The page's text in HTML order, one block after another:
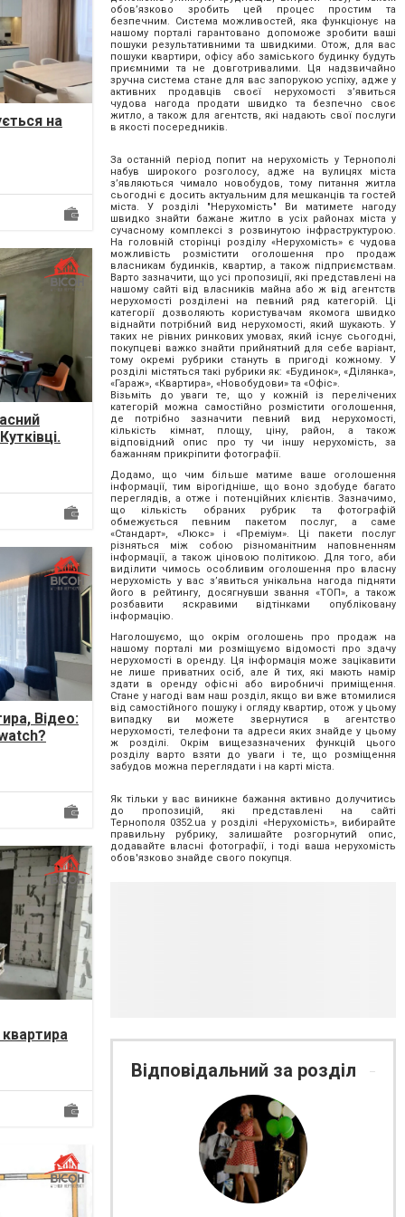
на
Відео:
кварт...
обов’язково зробить цей процес простим та
безпечним. Система можливостей, яка функціонує на
нашому порталі гарантовано допоможе зробити ваші
пошуки результативними та швидкими. Отож, для вас
пошуки квартири, офісу або заміського будинку будуть
приємними та не довготривалими. Ця надзвичайно
зручна система стане для вас запорукою успіху, адже у
активних продавців своєї нерухомості з’явиться
чудова нагода продати швидко та безпечно своє
житло, а також для агентств, які надають свої послуги
в якості посередників.
За останній період попит на нерухомість у Тернополі
набув широкого розголосу, адже на вулицях міста
з’являються чимало новобудов, тому питання житла
сьогодні є досить актуальним для мешканців та гостей
міста. У розділі "Нерухомість" Ви матимете нагоду
швидко знайти бажане житло в усіх районах міста у
сучасному комплексі з розвинутою інфраструктурою.
На головній сторінці розділу «Нерухомість» є чудова
можливість розмістити оголошення про продаж
власникам будинків, квартир, а також підприємствам.
Варто зазначити, що усі пропозиції, які представлені на
нашому сайті від власників майна або ж від агентств
нерухомості розділені на певний ряд категорій. Ці
категорії дозволяють користувачам якомога швидко
віднайти потрібний вид нерухомості, який шукають. У
таких не рівних ринкових умовах, який існує сьогодні,
покупцеві важко знайти прийнятний для себе варіант,
тому окремі рубрики стануть в пригоді кожному. У
розділі містяться такі рубрики як: «Будинок», «Ділянка»,
«Гараж», «Квартира», «Новобудови» та «Офіс».
Візьміть до уваги те, що у кожній із перелічених
категорій можна самостійно розмістити оголошення,
де потрібно зазначити певний вид нерухомості,
кількість кімнат, площу, ціну, район, а також
відповідний опис про ту чи іншу нерухомість, за
бажанням прикріпити фотографії.
Додамо, що чим більше матиме ваше оголошення
інформації, тим вірогідніше, що воно здобуде багато
переглядів, а отже і потенційних клієнтів. Зазначимо,
що кількість обраних рубрик та фотографій
обмежується певним пакетом послуг, а саме
«Стандарт», «Люкс» і «Преміум». Ці пакети послуг
різняться між собою різноманітним наповненням
інформації, а також ціновою політикою. Для того, аби
виділити чимось особливим оголошення про власну
нерухомість у вас з’явиться унікальна нагода підняти
його в рейтингу, досягнувши звання «ТОП», а також
розбавити яскравими відтінками опубліковану
інформацію.
Наголошуємо, що окрім оголошень про продаж на
нашому порталі ми розміщуємо відомості про здачу
нерухомості в оренду. Ця інформація може зацікавити
не лише приватних осіб, але й тих, які мають намір
здати в оренду офісні або виробничі приміщення.
Стане у нагоді вам наш розділ, якщо ви вже втомилися
від самостійного пошуку і огляду квартир, отож у цьому
випадку ви можете звернутися в агентство
нерухомості, телефони та адреси яких знайде у цьому
ж розділі. Окрім вищезазначених функцій цього
розділу варто взяти до уваги і те, що розміщення
забудов можна переглядати і на карті міста.
Як тільки у вас виникне бажання активно долучитись
до пропозицій, які представлені на сайті
Тернополя 0352.ua у розділі «Нерухомість», вибирайте
правильну рубрику, залишайте розгорнутий опис,
додавайте власні фотографії, і тоді ваша нерухомість
обов'язково знайде свого покупця.
Відповідальний за розділ